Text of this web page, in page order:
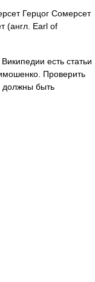
Герцог Сомерсет
(англ. Earl of
есть статьи
Проверить
должны быть